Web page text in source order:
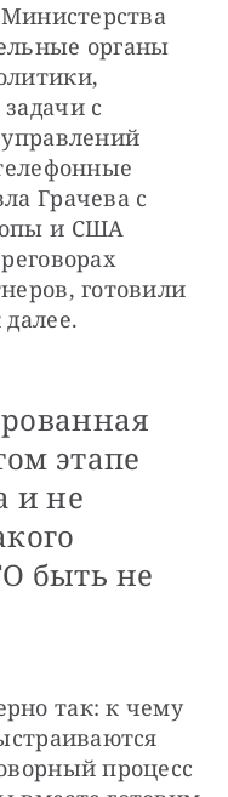
органы
с
Грачева с
и США
готовили
этапе
и не
быть не
так: к чему
процесс